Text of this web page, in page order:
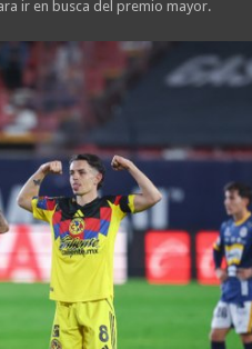
ir en busca del premio mayor.